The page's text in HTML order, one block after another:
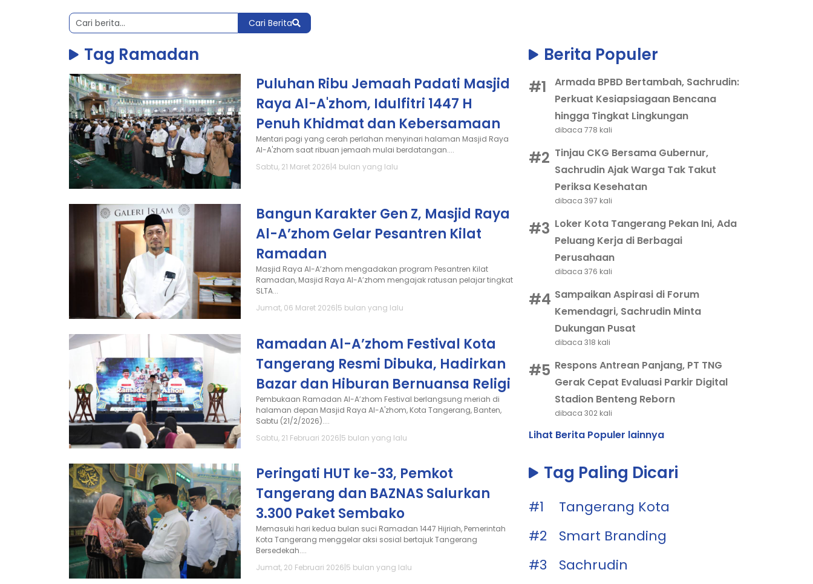
Cari Berita
Tag Ramadan
Puluhan Ribu Jemaah Padati Masjid
Raya Al-A'zhom, Idulfitri 1447 H
Penuh Khidmat dan Kebersamaan
Mentari pagi yang cerah perlahan menyinari halaman Masjid Raya
Al-A'zhom saat ribuan jemaah mulai berdatangan....
Sabtu, 21 Maret 2026 |4 bulan yang lalu
Bangun Karakter Gen Z, Masjid Raya
Al-A’zhom Gelar Pesantren Kilat
Ramadan
Masjid Raya Al-A’zhom mengadakan program Pesantren Kilat
Ramadan, Masjid Raya Al-A’zhom mengajak ratusan pelajar tingkat
SLTA...
Jumat, 06 Maret 2026|5 bulan yang lalu
Ramadan Al-A’zhom Festival Kota
Tangerang Resmi Dibuka, Hadirkan
Bazar dan Hiburan Bernuansa Religi
Pembukaan Ramadan Al-A’zhom Festival berlangsung meriah di
halaman depan Masjid Raya Al-A'zhom, Kota Tangerang, Banten,
Sabtu (21/2/2026)....
Sabtu, 21 Februari 2026|5 bulan yang lalu
Peringati HUT ke-33, Pemkot
Tangerang dan BAZNAS Salurkan
3.300 Paket Sembako
Memasuki hari kedua bulan suci Ramadan 1447 Hijriah, Pemerintah
Kota Tangerang menggelar aksi sosial bertajuk Tangerang
Bersedekah....
Jumat, 20 Februari 2026|5 bulan yang lalu
Berita Populer
#1
Armada BPBD Bertambah, Sachrudin:
Perkuat Kesiapsiagaan Bencana
hingga Tingkat Lingkungan
dibaca 778 kali
#2 Tinjau CKG Bersama Gubernur,
Sachrudin Ajak Warga Tak Takut
Periksa Kesehatan
dibaca 397 kali
#3 Loker Kota Tangerang Pekan Ini, Ada
Peluang Kerja di Berbagai
Perusahaan
dibaca 376 kali
#4 Sampaikan Aspirasi di Forum
Kemendagri, Sachrudin Minta
Dukungan Pusat
dibaca 318 kali
#5 Respons Antrean Panjang, PT TNG
Gerak Cepat Evaluasi Parkir Digital
Stadion Benteng Reborn
dibaca 302 kali
Lihat Berita Populer lainnya
Tag Paling Dicari
#1
Tangerang Kota
#2
Smart Branding
#3
Sachrudin